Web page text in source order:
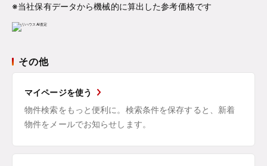
※当社保有データから機械的に算出した参考価格です
その他
マイページを使う
物件検索をもっと便利に。検索条件を保存すると、新着
物件をメールでお知らせします。